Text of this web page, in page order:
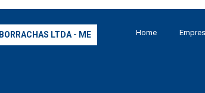
LTDA - ME Home